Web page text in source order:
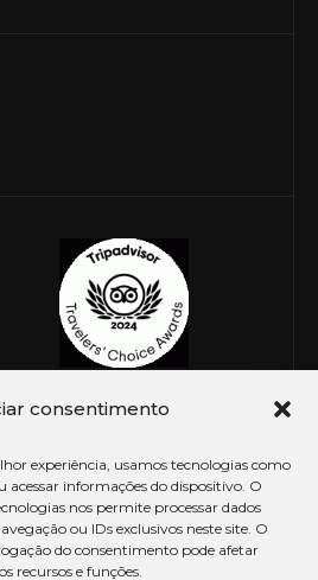
consentimento
experiência, usamos tecnologias como
acessar informações do dispositivo. O
nos permite processar dados
ou IDs exclusivos neste site. O
do consentimento pode afetar
recursos e funções.
Le Canton. Todos os direitos